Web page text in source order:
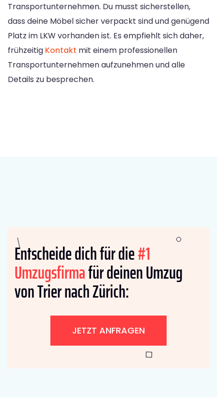
Transportunternehmen. Du musst sicherstellen,
dass deine Möbel sicher verpackt sind und genügend
Platz im LKW vorhanden ist. Es empfiehlt sich daher,
frühzeitig Kontakt mit einem professionellen
Transportunternehmen aufzunehmen und alle
Details zu besprechen.
Entscheide dich für die#1
Umzugsfirmafür deinen Umzug
von Trier nach Zürich:
JETZT ANFRAGEN